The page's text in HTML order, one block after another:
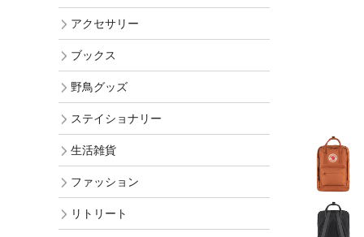
アクセサリー
ブックス
野鳥グッズ
ステイショナリー
生活雑貨
ファッション
リトリート